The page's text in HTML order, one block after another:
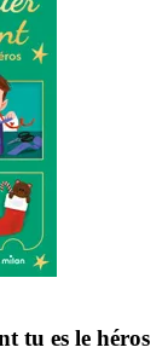
tu es le héros